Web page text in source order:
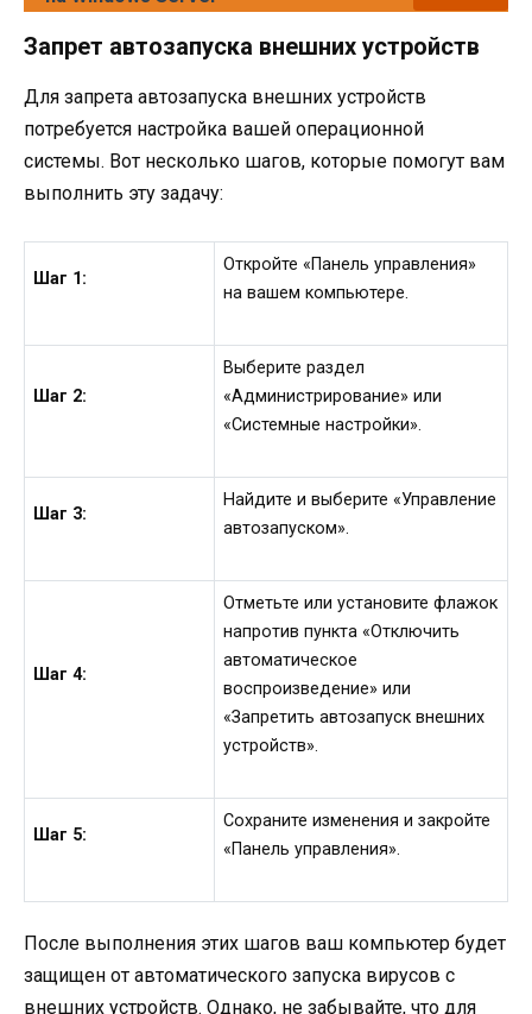
Запрет автозапуска внешних устройств
Для запрета автозапуска внешних устройств
потребуется настройка вашей операционной
системы. Вот несколько шагов, которые помогут вам
выполнить эту задачу:
Шаг 1:
Откройте «Панель управления»
на вашем компьютере.
Шаг 2:
Выберите раздел
«Администрирование» или
«Системные настройки».
Шаг 3:
Найдите и выберите «Управление
автозапуском».
Шаг 4:
Отметьте или установите флажок
напротив пункта «Отключить
автоматическое
воспроизведение» или
«Запретить автозапуск внешних
устройств».
Шаг 5:
Сохраните изменения и закройте
«Панель управления».
После выполнения этих шагов ваш компьютер будет
защищен от автоматического запуска вирусов с
внешних устройств. Однако, не забывайте, что для